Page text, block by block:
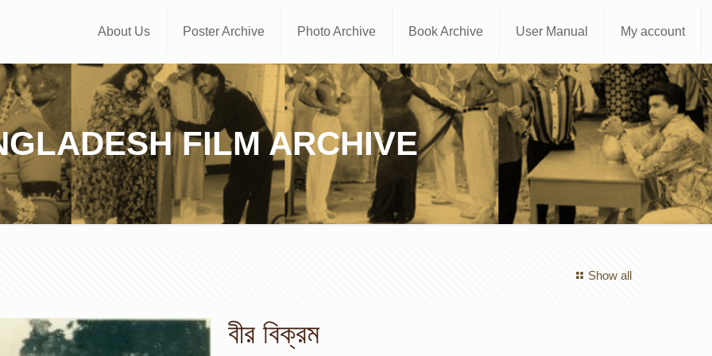
About Us Poster Archive Photo Archive Book Archive User Manual My account
FILM ARCHIVE
Show all
বীর বিক্রম